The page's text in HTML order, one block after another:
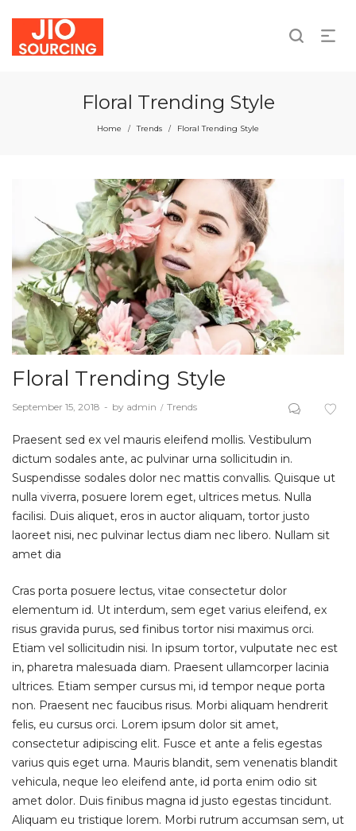
We take responsibility for individual and collective
Floral Trending Style
Home / Trends / Floral Trending Style
Floral Trending Style
Posted
September 15, 2018 by admin
Posted
Trends
Praesent sed ex vel mauris eleifend mollis. Vestibulum
dictum sodales ante, ac pulvinar urna sollicitudin in.
Suspendisse sodales dolor nec mattis convallis. Quisque ut
nulla viverra, posuere lorem eget, ultrices metus. Nulla
facilisi. Duis aliquet, eros in auctor aliquam, tortor justo
laoreet nisi, nec pulvinar lectus diam nec libero. Nullam sit
amet dia
Cras porta posuere lectus, vitae consectetur dolor
elementum id. Ut interdum, sem eget varius eleifend, ex
risus gravida purus, sed finibus tortor nisi maximus orci.
Etiam vel sollicitudin nisi. In ipsum tortor, vulputate nec est
in, pharetra malesuada diam. Praesent ullamcorper lacinia
ultrices. Etiam semper cursus mi, id tempor neque porta
non. Praesent nec faucibus risus. Morbi aliquam hendrerit
felis, eu cursus orci. Lorem ipsum dolor sit amet,
consectetur adipiscing elit. Fusce et ante a felis egestas
varius quis eget urna. Mauris blandit, sem venenatis blandit
vehicula, neque leo eleifend ante, id porta enim odio sit
amet dolor. Duis finibus magna id justo egestas tincidunt.
Aliquam eu tristique lorem. Morbi rutrum accumsan sem, ut